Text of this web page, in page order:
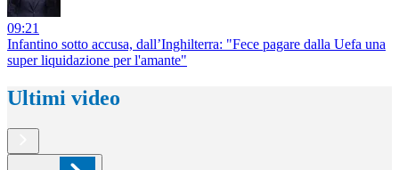
09:21
Infantino sotto accusa, dall’Inghilterra: "Fece pagare dalla Uefa una
super liquidazione per l'amante"
Ultimi video